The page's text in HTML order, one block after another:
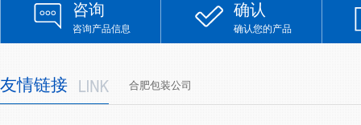
咨询
咨询产品信息
确认
确认您的产品
友情链接 合肥包装公司